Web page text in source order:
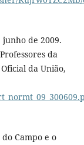
de 2009.
da
da União,
Campo e o